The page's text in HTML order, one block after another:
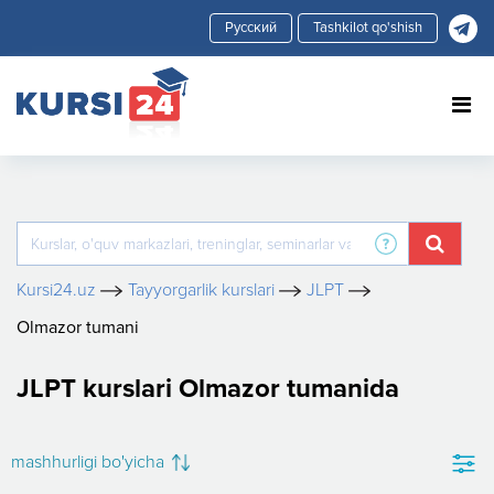
Tashkilot qo'shish
Kursi24.uz Tayyorgarlik kurslari
JLPT
Olmazor tumani
JLPT kurslari Olmazor tumanida
mashhurligi bo'yicha